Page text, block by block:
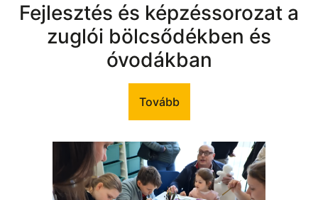
Fejlesztés és képzéssorozat a
zuglói bölcsődékben és
óvodákban
Tovább